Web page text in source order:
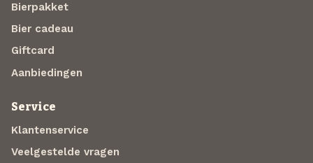
Bierpakket
Bier cadeau
Giftcard
Aanbiedingen
Service
Klantenservice
Veelgestelde vragen